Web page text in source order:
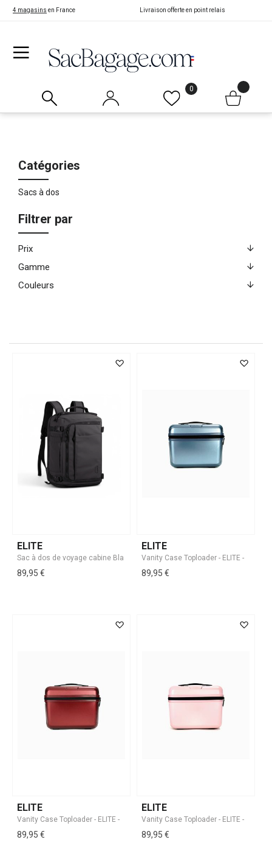
4 magasins en France Livraison offerte en point relais
0
ELITE
89,95 €
ELITE
89,95 €
ELITE
89,95 €
ELITE
89,95 €
Catégories
Sacs à dos
Filtrer par
Prix
Gamme
Couleurs